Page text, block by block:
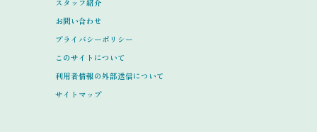
スタッフ紹介
お問い合わせ
プライバシーポリシー
このサイトについて
利用者情報の外部送信について
サイトマップ